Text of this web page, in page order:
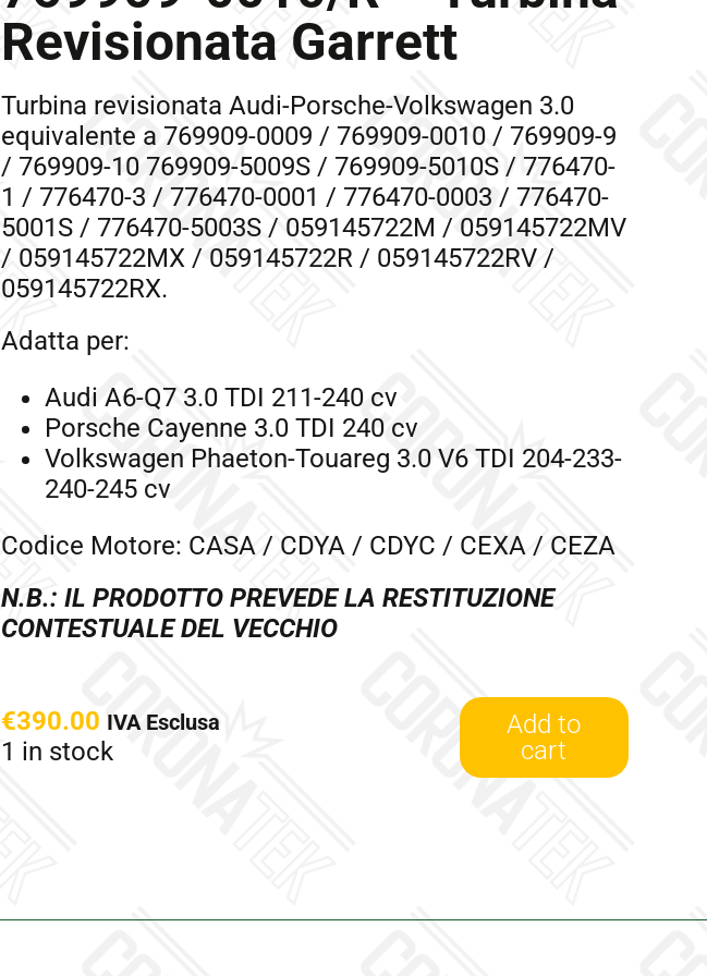
Revisionata Garrett
Turbina revisionata Audi-Porsche-Volkswagen 3.0
equivalente a 769909-0009 / 769909-0010 / 769909-9
/ 769909-10 769909-5009S / 769909-5010S / 776470-
1 / 776470-3 / 776470-0001 / 776470-0003 / 776470-
5001S / 776470-5003S / 059145722M / 059145722MV
/ 059145722MX / 059145722R / 059145722RV /
059145722RX.
Adatta per:
Audi A6-Q7 3.0 TDI 211-240 cv
Porsche Cayenne 3.0 TDI 240 cv
Volkswagen Phaeton-Touareg 3.0 V6 TDI 204-233-
240-245 cv
Codice Motore: CASA / CDYA / CDYC / CEXA / CEZA
N.B.: IL PRODOTTO PREVEDE LA RESTITUZIONE
CONTESTUALE DEL VECCHIO
€390.00 IVA Esclusa
1 in stock
769909-
Add to
cart